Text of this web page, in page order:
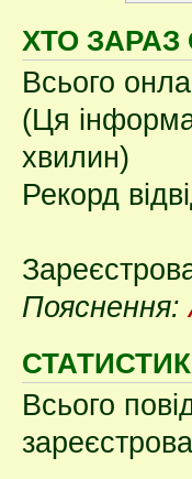
ХТО
Всього
(Ця
хвилин)
Рекорд
Пояснення:
Всього